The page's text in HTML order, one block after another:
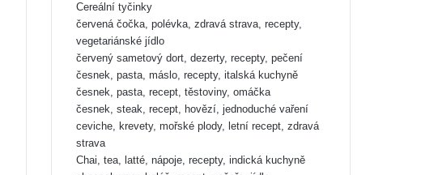
Cereální tyčinky
červená čočka, polévka, zdravá strava, recepty,
vegetariánské jídlo
červený sametový dort, dezerty, recepty, pečení
česnek, pasta, máslo, recepty, italská kuchyně
česnek, pasta, recept, těstoviny, omáčka
česnek, steak, recept, hovězí, jednoduché vaření
ceviche, krevety, mořské plody, letní recept, zdravá
strava
Chai, tea, latté, nápoje, recepty, indická kuchyně